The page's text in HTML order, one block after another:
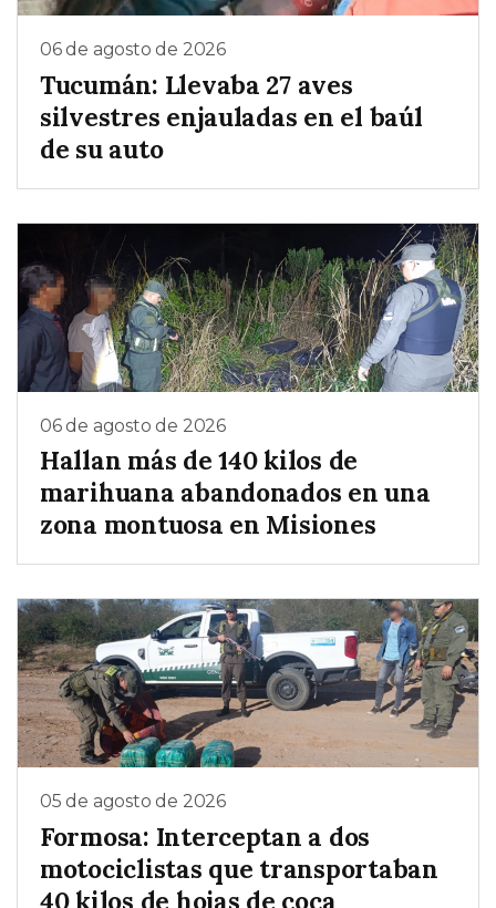
06 de agosto de 2026
Tucumán: Llevaba 27 aves
silvestres enjauladas en el baúl
de su auto
06 de agosto de 2026
Hallan más de 140 kilos de
marihuana abandonados en una
zona montuosa en Misiones
05 de agosto de 2026
Formosa: Interceptan a dos
motociclistas que transportaban
40 kilos de hojas de coca